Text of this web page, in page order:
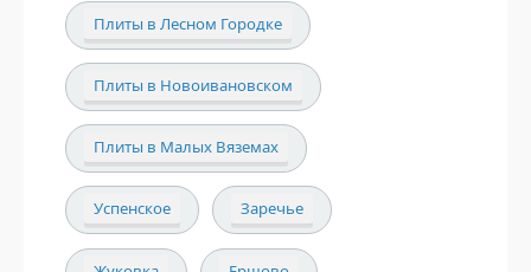
Плиты в Лесном Городке
Плиты в Новоивановском
Плиты в Малых Вяземах
Успенское Заречье